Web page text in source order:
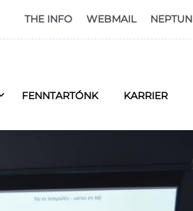
THE INFO WEBMAIL NEPTUN
FENNTARTÓNK KARRIER